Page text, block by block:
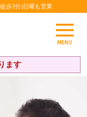
歩3分)日曜も営業
ます